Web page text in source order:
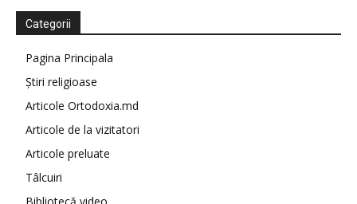
Categorii
Pagina Principala
Știri religioase
Articole Ortodoxia.md
Articole de la vizitatori
Articole preluate
Tâlcuiri